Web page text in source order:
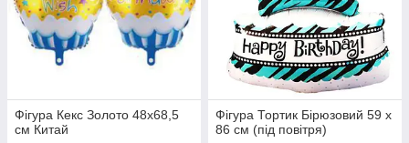
Фігура Кекс Золото 48х68,5
см Китай
Фігура Тортик Бірюзовий 59 х
86 см (під повітря)